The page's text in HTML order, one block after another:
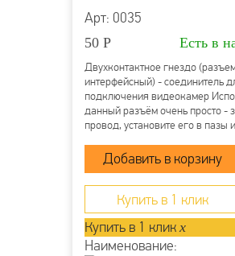
Арт: 0035
50 Р Есть в
Двухконтактное гнездо
интерфейсный) - соединитель
подключения видеокамер
данный разъём очень просто -
провод, установите его в пазы и
надёжно зафиксирует
обеспечит прекрасный
возможно осуществлять с...
Купить в 1 клик
Купить в 1 клик x
Наименование: